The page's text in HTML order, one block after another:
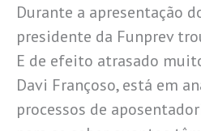
Durante a apresentação
presidente da Funprev
E de efeito atrasado
Davi Françoso, está em
processos de